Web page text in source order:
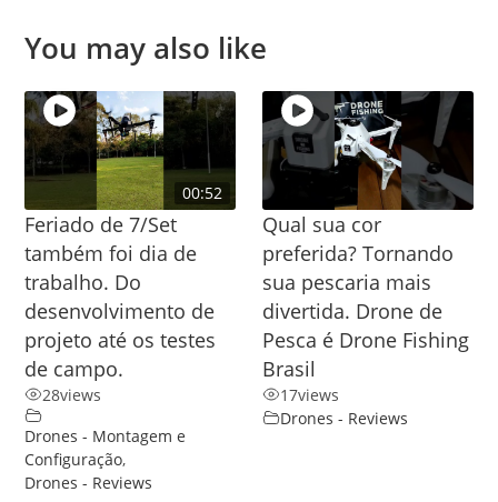
You may also like
00:52
Feriado de 7/Set
também foi dia de
trabalho. Do
desenvolvimento de
projeto até os testes
de campo.
28views
Drones - Montagem e
Configuração,
Drones - Reviews
Qual sua cor
preferida? Tornando
sua pescaria mais
divertida. Drone de
Pesca é Drone Fishing
Brasil
17views
Drones - Reviews